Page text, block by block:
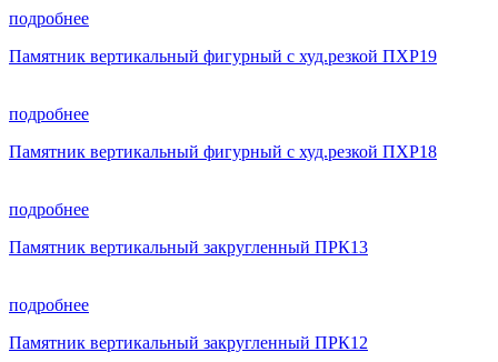
подробнее
Памятник вертикальный фигурный с худ.резкой ПХР19
подробнее
Памятник вертикальный фигурный с худ.резкой ПХР18
подробнее
Памятник вертикальный закругленный ПРК13
подробнее
Памятник вертикальный закругленный ПРК12